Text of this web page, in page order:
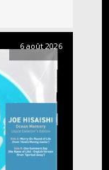
6 août 2026